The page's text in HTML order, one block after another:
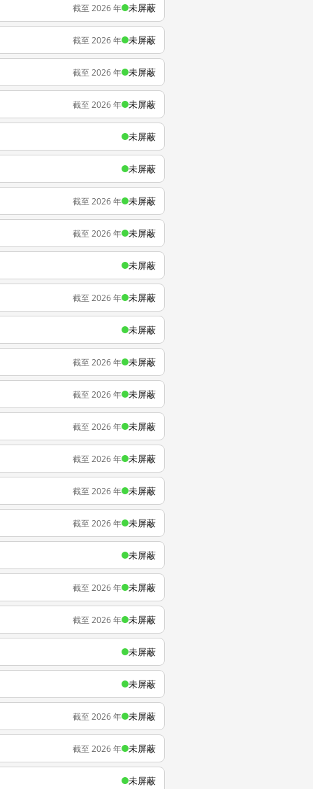
截至 2026 年 未屏蔽
截至 2026 年 未屏蔽
截至 2026 年 未屏蔽
截至 2026 年 未屏蔽
未屏蔽
未屏蔽
截至 2026 年 未屏蔽
截至 2026 年 未屏蔽
未屏蔽
截至 2026 年 未屏蔽
未屏蔽
截至 2026 年 未屏蔽
截至 2026 年 未屏蔽
截至 2026 年 未屏蔽
截至 2026 年 未屏蔽
截至 2026 年 未屏蔽
截至 2026 年 未屏蔽
未屏蔽
截至 2026 年 未屏蔽
截至 2026 年 未屏蔽
未屏蔽
未屏蔽
截至 2026 年 未屏蔽
截至 2026 年 未屏蔽
未屏蔽